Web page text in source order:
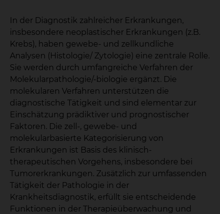
In der Diagnostik zahlreicher Erkrankungen,
insbesondere neoplastischer Erkrankungen (z.B.
Krebs), haben gewebe- und zellkundliche
Analysen (Histologie/ Zytologie) eine zentrale Rolle.
Sie werden durch umfangreiche Verfahren der
Molekularpathologie/-biologie ergänzt. Die
molekularen Verfahren unterstützen die
diagnostische Tätigkeit und sind elementar zur
Einschätzung prädiktiver und prognostischer
Faktoren. Die zell-, gewebe- und
molekularbasierte Kategorisierung von
Erkrankungen ist Basis des klinisch-
therapeutischen Vorgehens, insbesondere bei
Tumorerkrankungen. Zusätzlich zur umfassenden
Tätigkeit der Pathologie in der
Krankheitsdiagnostik, erfüllt sie entscheidende
Funktionen in der Therapieüberwachung und